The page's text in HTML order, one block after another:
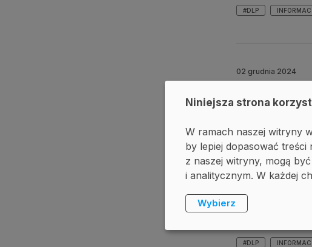
#DLP
02 grudnia 2024
Mateusz
Jak pracownicy
które zostały
#DLP
Niniejsza strona
W ramach naszej witryny
by lepiej dopasować
z naszej witryny, mogą
i analitycznym. W każdej
Wybierz